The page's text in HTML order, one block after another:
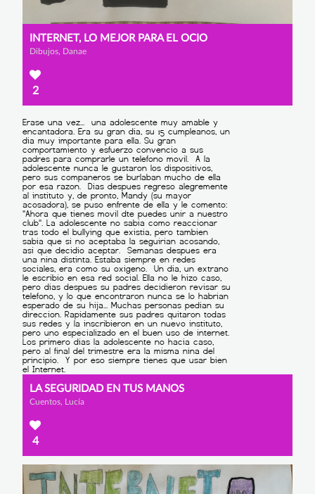
INTERNET, LO MEJOR PARA EL OCIO
Dibujos, Danae
2
LA SEGURIDAD EN TUS MANOS
Cuentos, Lucía
4